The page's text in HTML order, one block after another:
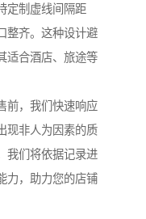
定制虚线间隔距
整齐。这种设计避
适合酒店、旅途等
前，我们快速响应
现非人为因素的质
我们将依据记录进
力，助力您的店铺